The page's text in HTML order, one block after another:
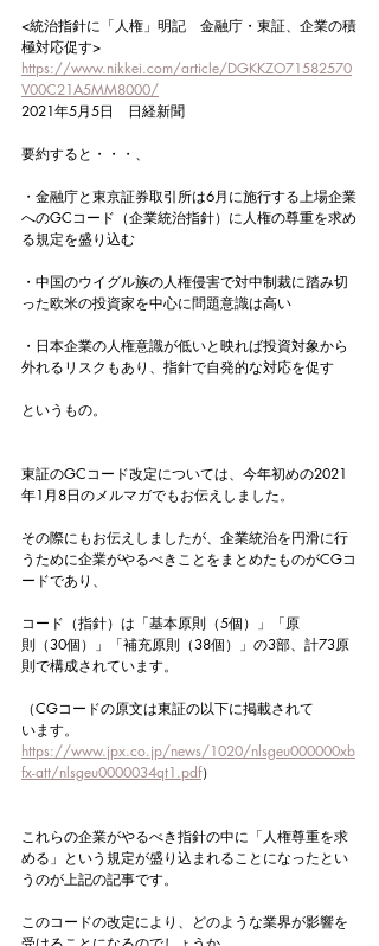
<統治指針に「人権」明記　金融庁・東証、企業の積
極対応促す>
https://www.nikkei.com/article/DGKKZO71582570
V00C21A5MM8000/
2021年5月5日　日経新聞
要約すると・・・、
・金融庁と東京証券取引所は6月に施行する上場企業
へのGCコード（企業統治指針）に人権の尊重を求め
る規定を盛り込む
・中国のウイグル族の人権侵害で対中制裁に踏み切
った欧米の投資家を中心に問題意識は高い
・日本企業の人権意識が低いと映れば投資対象から
外れるリスクもあり、指針で自発的な対応を促す
というもの。
東証のGCコード改定については、今年初めの2021
年1月8日のメルマガでもお伝えしました。
その際にもお伝えしましたが、企業統治を円滑に行
うために企業がやるべきことをまとめたものがCGコ
ードであり、
コード（指針）は「基本原則（5個）」「原
則（30個）」「補充原則（38個）」の3部、計73原
則で構成されています。
（CGコードの原文は東証の以下に掲載されて
います。
https://www.jpx.co.jp/news/1020/nlsgeu000000xb
fx-att/nlsgeu0000034qt1.pdf）
これらの企業がやるべき指針の中に「人権尊重を求
める」という規定が盛り込まれることになったとい
うのが上記の記事です。
このコードの改定により、どのような業界が影響を